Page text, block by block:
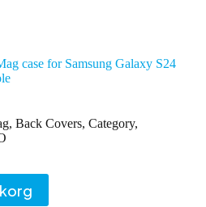
case for Samsung Galaxy S24
, Back Covers, Category,